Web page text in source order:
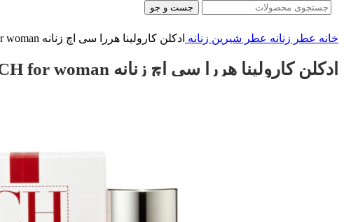
جست و جو
خانه عطر زنانه عطر شیرین زنانه ادکلن کارولینا هررا سی اچ زنانه Carolina herrera CH for woman
ادکلن کارولینا هررا سی اچ زنانه Carolina herrera CH for woman